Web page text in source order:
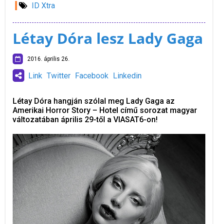
ID Xtra
Létay Dóra lesz Lady Gaga
2016. április 26.
Link Twitter Facebook Linkedin
Létay Dóra hangján szólal meg Lady Gaga az
Amerikai Horror Story – Hotel című sorozat magyar
változatában április 29-től a VIASAT6-on!